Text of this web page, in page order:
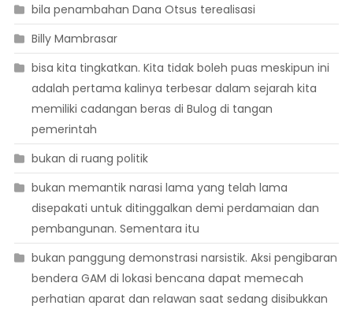
bila penambahan Dana Otsus terealisasi
Billy Mambrasar
bisa kita tingkatkan. Kita tidak boleh puas meskipun ini
adalah pertama kalinya terbesar dalam sejarah kita
memiliki cadangan beras di Bulog di tangan
pemerintah
bukan di ruang politik
bukan memantik narasi lama yang telah lama
disepakati untuk ditinggalkan demi perdamaian dan
pembangunan. Sementara itu
bukan panggung demonstrasi narsistik. Aksi pengibaran
bendera GAM di lokasi bencana dapat memecah
perhatian aparat dan relawan saat sedang disibukkan